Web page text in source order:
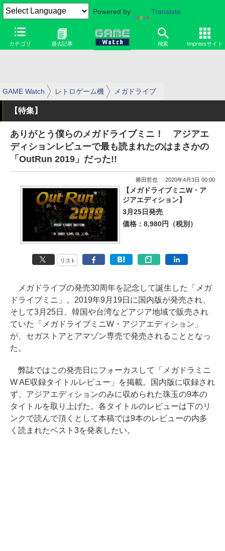
Powered by Translate
カテゴリ 過去記事 検索 Impressサイト
GAME Watch レトロゲーム機 メガドライブ
【特集】
ありがとう僕らのメガドライブミニ！ アジアエ
ディションレビューで最も読まれたのはまさかの
「OutRun 2019」だった!!
勝田哲也 2020年4月3日 00:00
【メガドライブミニW・ア
ジアエディション】
3月25日発売
価格：8,980円（税別）
リスト
メガドライブの発売30周年を記念して誕生した「メガ
ドライブミニ」。2019年9月19日に国内版が発売され、
そして3月25日、韓国や台湾などアジア地域で販売され
ていた「メガドライブミニW・アジアエディション」
が、セガストアとアマゾン専売で発売されることとなっ
た。
弊誌ではこの発売日にフォーカスして「メガドラミニ
W AE収録タイトルレビュー」を掲載。国内版に収録され
ず、アジアエディションのみに収められた珠玉の9本の
タイトルを取り上げた。各タイトルのレビューは下のリ
ンクで読んで頂くとして本稿では9本のレビューの内多
く読まれたベスト3を発表したい。